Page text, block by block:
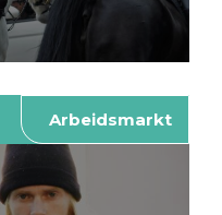
Arbeidsmarkt